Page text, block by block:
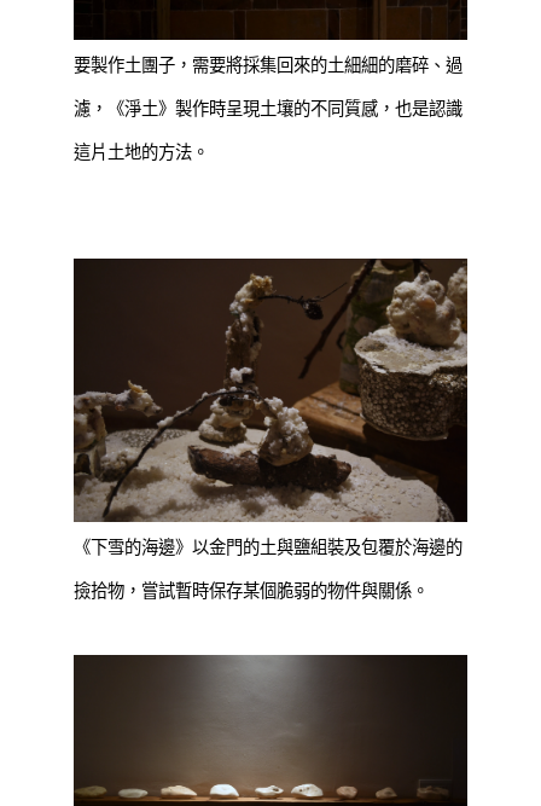
要製作土團子，需要將採集回來的土細細的磨碎、過
濾，《淨土》製作時呈現土壤的不同質感，也是認識
這片土地的方法。
《下雪的海邊》以金門的土與鹽組裝及包覆於海邊的
撿拾物，嘗試暫時保存某個脆弱的物件與關係。